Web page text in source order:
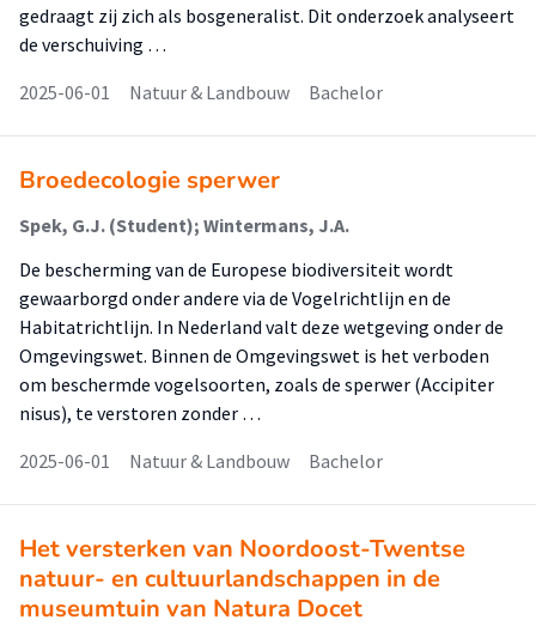
gedraagt zij zich als bosgeneralist. Dit onderzoek analyseert
de verschuiving …
2025-06-01
Natuur & Landbouw Bachelor
Broedecologie sperwer
Spek, G.J. (Student); Wintermans, J.A.
De bescherming van de Europese biodiversiteit wordt
gewaarborgd onder andere via de Vogelrichtlijn en de
Habitatrichtlijn. In Nederland valt deze wetgeving onder de
Omgevingswet. Binnen de Omgevingswet is het verboden
om beschermde vogelsoorten, zoals de sperwer (Accipiter
nisus), te verstoren zonder …
2025-06-01
Natuur & Landbouw Bachelor
Het versterken van Noordoost-Twentse
natuur- en cultuurlandschappen in de
museumtuin van Natura Docet